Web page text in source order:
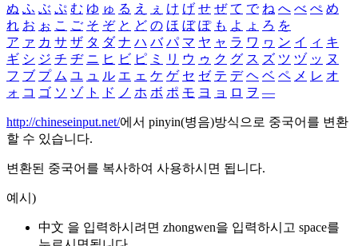
ぬ ふ ぶ ぷ む ゆ ゅ る え ぇ け げ せ ぜ て で ね へ べ ぺ め
れ お ぉ こ ご そ ぞ と ど の ほ ぼ ぽ も よ ょ ろ を
ア ァ カ サ ザ タ ダ ナ ハ バ パ マ ヤ ャ ラ ワ ヮ ン イ ィ キ
ギ シ ジ チ ヂ ニ ヒ ビ ピ ミ リ ウ ゥ ク グ ス ズ ツ ヅ ッ ヌ
フ ブ プ ム ユ ュ ル エ ェ ケ ゲ セ ゼ テ デ ヘ ベ ペ メ レ オ
ォ コ ゴ ソ ゾ ト ド ノ ホ ボ ポ モ ヨ ョ ロ ヲ ―
http://chineseinput.net/에서 pinyin(병음)방식으로 중국어를 변환
할 수 있습니다.
변환된 중국어를 복사하여 사용하시면 됩니다.
예시)
中文 을 입력하시려면 zhongwen을 입력하시고 space를